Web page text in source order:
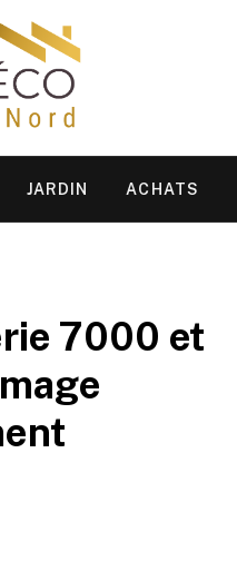
JARDIN ACHATS
7000 et